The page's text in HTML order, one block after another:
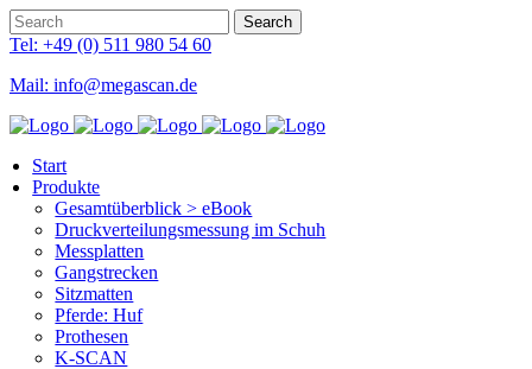
Tel: +49 (0) 511 980 54 60
Mail: info@megascan.de
Start
Produkte
Gesamtüberblick > eBook
Druckverteilungsmessung im Schuh
Messplatten
Gangstrecken
Sitzmatten
Pferde: Huf
Prothesen
K-SCAN